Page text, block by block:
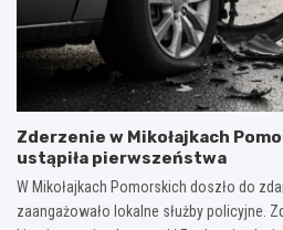
Zderzenie w Mikołajkach
ustąpiła pierwszeństwa
W Mikołajkach Pomorskich doszło do
zaangażowało lokalne służby policyjne.